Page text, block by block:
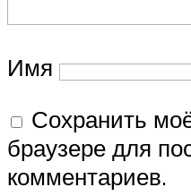
Имя
Сохранить
браузере для
комментариев.